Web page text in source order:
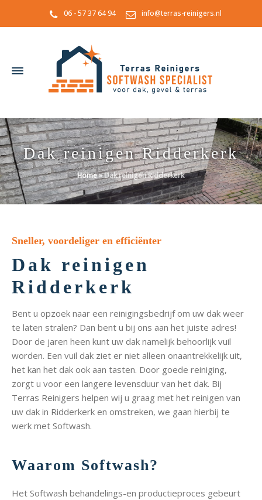
06 - 57 37 64 94 info@terras-reinigers.nl
Dak reinigen Ridderkerk
Home»Dak reinigen Ridderkerk
Sneller, voordeliger en efficiënter
Dak reinigen
Ridderkerk
Bent u opzoek naar een reinigingsbedrijf om uw dak weer
te laten stralen? Dan bent u bij ons aan het juiste adres!
Door de jaren heen kunt uw dak namelijk behoorlijk vuil
worden. Een vuil dak ziet er niet alleen onaantrekkelijk uit,
het kan het dak ook aan tasten. Door goede reiniging,
zorgt u voor een langere levensduur van het dak. Bij
Terras Reinigers helpen wij u graag met het reinigen van
uw dak in Ridderkerk en omstreken, we gaan hierbij te
werk met Softwash.
Waarom Softwash?
Het Softwash behandelings-en productieproces gebeurt